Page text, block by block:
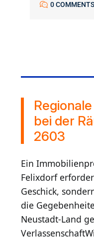
0 COMMENTS
bei der
2603
Ein
Felixdorf
Geschick,
die
Neustadt-Land